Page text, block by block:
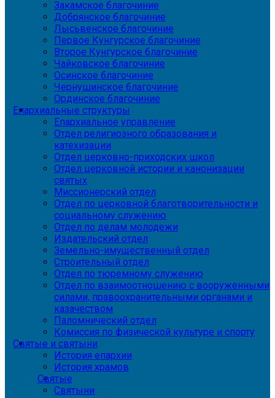
Закамское благочиние
Добрянское благочиние
Лысьвенское благочиние
Первое Кунгурское благочиние
Второе Кунгурское благочиние
Чайковское благочиние
Осинское благочиние
Чернушинское благочиние
Ординское благочиние
Епархиальные структуры
Епархиальное управление
Отдел религиозного образования и
катехизации
Отдел церковно-приходских школ
Отдел церковной истории и канонизации
святых
Миссионерский отдел
Отдел по церковной благотворительности и
социальному служению
Отдел по делам молодежи
Издательский отдел
Земельно-имущественный отдел
Строительный отдел
Отдел по тюремному служению
Отдел по взаимоотношению с вооруженными
силами, правоохранительными органами и
казачеством
Паломнический отдел
Комиссия по физической культуре и спорту
Святые и святыни
История епархии
История храмов
Святые
Святыни